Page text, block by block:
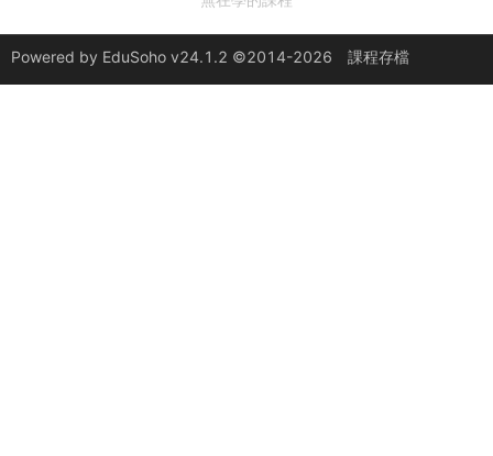
Powered by EduSoho v24.1.2 ©2014-2026 課程存檔